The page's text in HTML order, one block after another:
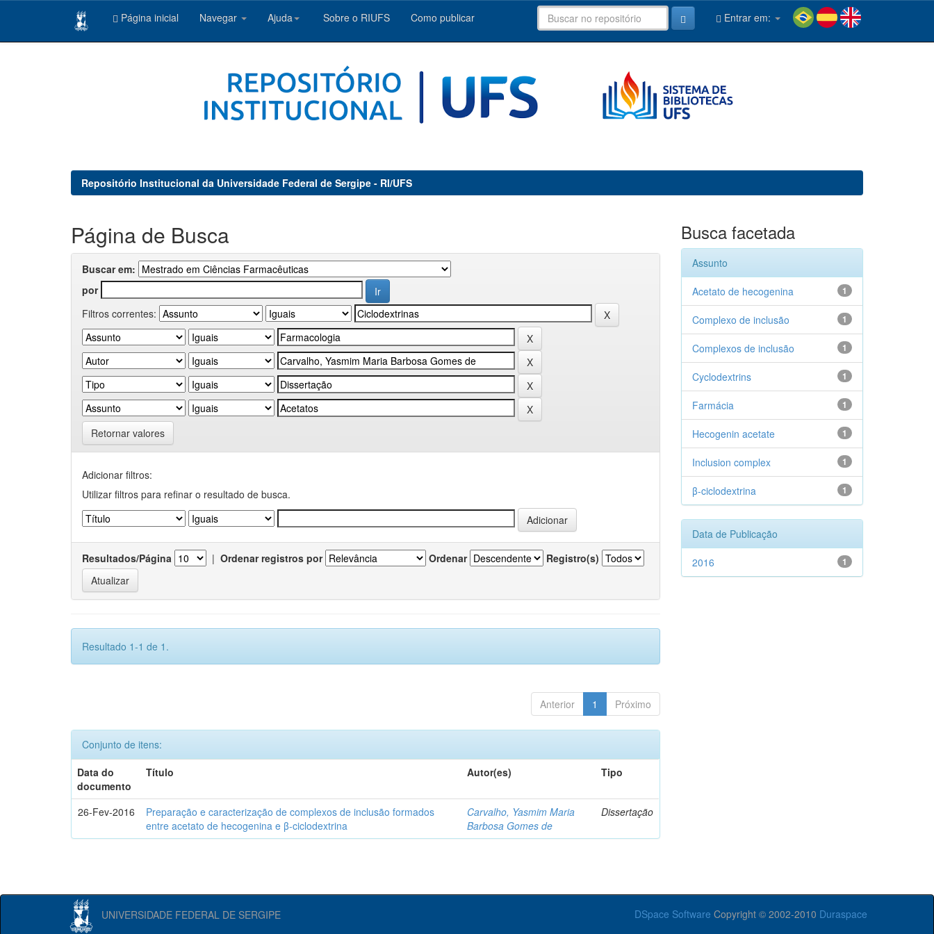
Página inicial Navegar Ajuda Sobre o RIUFS Como publicar Entrar em:
Repositório Institucional da Universidade Federal de Sergipe - RI/UFS
Página de Busca
Buscar em:
por
Filtros correntes:
Retornar valores
Adicionar filtros:
Utilizar filtros para refinar o resultado de busca.
Resultados/Página | Ordenar registros por Ordenar Registro(s)
Resultado 1-1 de 1.
Anterior 1 Próximo
Conjunto de itens:
Data do
documento
Título Autor(es) Tipo
26-Fev-2016
Preparação e caracterização de complexos de inclusão formados
entre acetato de hecogenina e β-ciclodextrina
Carvalho, Yasmim Maria
Barbosa Gomes de
Dissertação
Busca facetada
Assunto
1
Acetato de hecogenina
1
Complexo de inclusão
1
Complexos de inclusão
1
Cyclodextrins
1
Farmácia
1
Hecogenin acetate
1
Inclusion complex
1
β-ciclodextrina
Data de Publicação
1
2016
UNIVERSIDADE FEDERAL DE SERGIPE DSpace Software Copyright © 2002-2010 Duraspace